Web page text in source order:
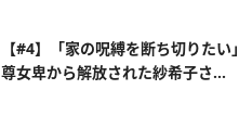
【#4】「家の呪縛を断ち切りたい
尊女卑から解放された紗希子さ...